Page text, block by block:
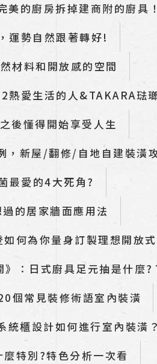
美的廚房拆掉建商附的廚具！
運勢自然跟著轉好!
材料和開放感的空間
熱愛生活的人&TAKARA琺
後懂得開始享受人生
，新屋/翻修/自地自建裝潢
最愛的4大死角?
的居家牆面應用法
何為你量身訂製理想開放式
：日式廚具足元抽是什麼?
個常見裝修術語室內裝潢
櫃設計如何進行室內裝潢？
特別?特色分析一次看